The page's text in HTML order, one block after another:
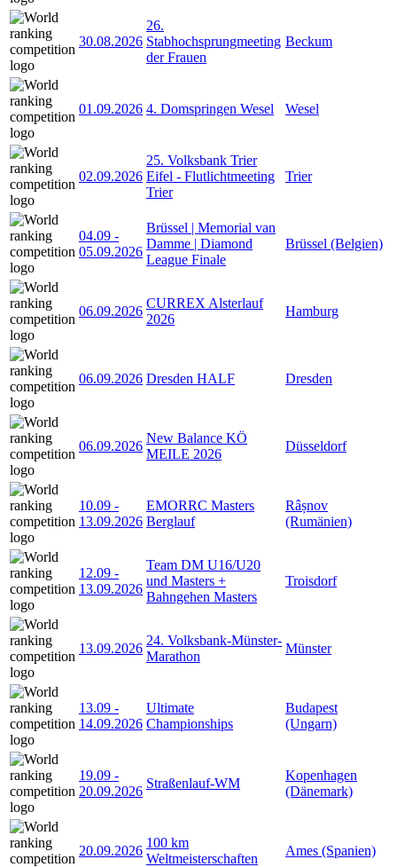
30.08.2026
26.
Stabhochsprungmeeting
der Frauen
Beckum
01.09.2026 4. Domspringen Wesel Wesel
02.09.2026
25. Volksbank Trier
Eifel - Flutlichtmeeting
Trier
Trier
04.09 -
05.09.2026
Brüssel | Memorial van
Damme | Diamond
League Finale
Brüssel (Belgien)
06.09.2026
CURREX Alsterlauf
2026
Hamburg
06.09.2026 Dresden HALF Dresden
06.09.2026
New Balance KÖ
MEILE 2026
Düsseldorf
10.09 -
13.09.2026
EMORRC Masters
Berglauf
Râșnov
(Rumänien)
12.09 -
13.09.2026
Team DM U16/U20
und Masters +
Bahngehen Masters
Troisdorf
13.09.2026
24. Volksbank-Münster-
Marathon
Münster
13.09 -
14.09.2026
Ultimate
Championships
Budapest
(Ungarn)
19.09 -
20.09.2026
Straßenlauf-WM
Kopenhagen
(Dänemark)
20.09.2026
100 km
Weltmeisterschaften
Ames (Spanien)